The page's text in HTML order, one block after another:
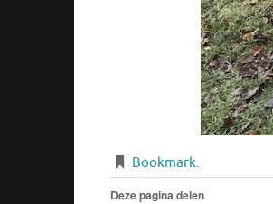
Bookmark.
Deze pagina delen